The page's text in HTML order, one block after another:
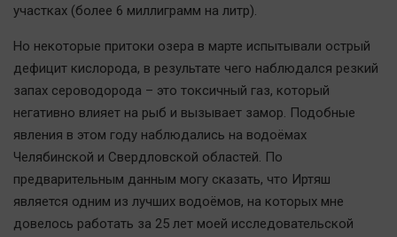
Интервью
Качество жизни
Конкурс
Народная журналистика
участках (более 6 миллиграмм на литр).
Но некоторые притоки озера в марте испытывали острый
дефицит кислорода, в результате чего наблюдался резкий
запах сероводорода – это токсичный газ, который
негативно влияет на рыб и вызывает замор. Подобные
явления в этом году наблюдались на водоёмах
Челябинской и Свердловской областей. По
предварительным данным могу сказать, что Иртяш
является одним из лучших водоёмов, на которых мне
довелось работать за 25 лет моей исследовательской